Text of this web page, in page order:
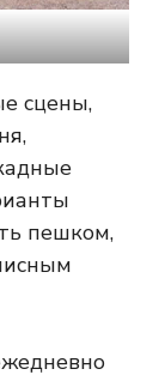
сцены,
пешком,